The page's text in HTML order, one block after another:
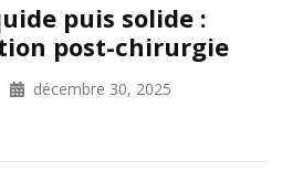
puis solide :
post-chirurgie
décembre 30, 2025